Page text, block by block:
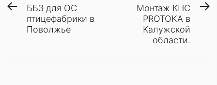
Навигация
Предыдущая
запись:
ББЗ для ОС
птицефабрики в
Поволжье
Монтаж КНС
PROTOKA в
Калужской
области.